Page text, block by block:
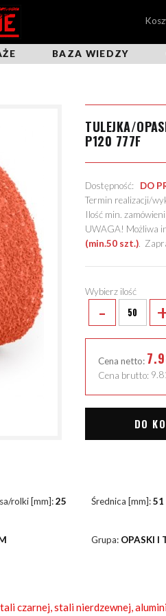
BAZA WIEDZY
TULEJKA/
P120 777F
Dostępność: DO
Termin realizacji/
Ilość min.
UWAGA! Możliwa
(min.50 szt.).
Wybierz ilość
-
Cena netto:
Cena brutto:
DO
rolki [mm]:25 Średnica [mm]:51
Grupa: OPASKI I
czarnej, stali nierdzewnej,